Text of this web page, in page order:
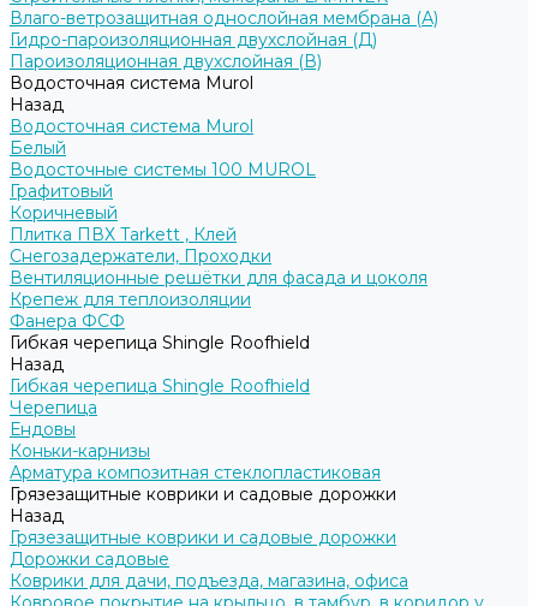
Влаго-ветрозащитная однослойная мембрана (А)
Гидро-пароизоляционная двухслойная (Д)
Пароизоляционная двухслойная (В)
Водосточная система Murol
Назад
Водосточная система Murol
Белый
Водосточные системы 100 MUROL
Графитовый
Коричневый
Плитка ПВХ Tarkett , Клей
Снегозадержатели, Проходки
Вентиляционные решётки для фасада и цоколя
Крепеж для теплоизоляции
Фанера ФСФ
Гибкая черепица Shingle Roofhield
Назад
Гибкая черепица Shingle Roofhield
Черепица
Ендовы
Коньки-карнизы
Арматура композитная стеклопластиковая
Грязезащитные коврики и садовые дорожки
Назад
Грязезащитные коврики и садовые дорожки
Дорожки садовые
Коврики для дачи, подъезда, магазина, офиса